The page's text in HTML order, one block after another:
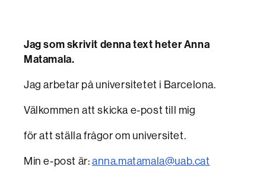
Jag som skrivit denna text heter Anna
Matamala.
Jag arbetar på universitetet i Barcelona.
Välkommen att skicka e-post till mig
för att ställa frågor om universitet.
Min e-post är: anna.matamala@uab.cat